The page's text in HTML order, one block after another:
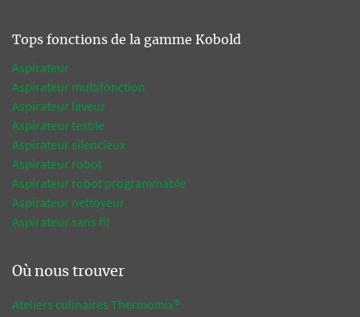
Tops fonctions de la gamme Kobold
Aspirateur
Aspirateur multifonction
Aspirateur laveur
Aspirateur textile
Aspirateur silencieux
Aspirateur robot
Aspirateur robot programmable
Aspirateur nettoyeur
Aspirateur sans fil
Où nous trouver
Ateliers culinaires Thermomix®